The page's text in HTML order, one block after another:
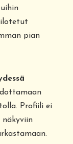
pian
Profiili ei
näkyviin